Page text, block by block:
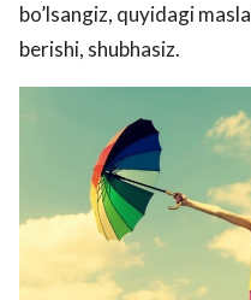
bo’lsangiz, quyidagi
berishi, shubhasiz.